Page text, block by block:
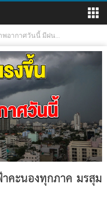
พอากาศวันนี้ มีฝน...
คะนองทุกภาค มรสุม